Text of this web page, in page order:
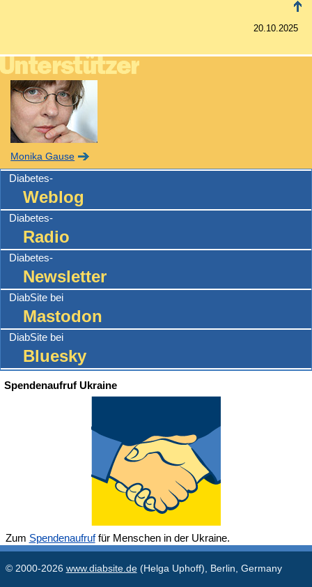
20.10.2025
Monika Gause
Diabetes-
Weblog
Diabetes-
Radio
Diabetes-
Newsletter
DiabSite bei
Mastodon
DiabSite bei
Bluesky
Spendenaufruf Ukraine
Zum Spendenaufruffür Menschen in der Ukraine.
© 2000-2026 www.diabsite.de(Helga Uphoff), Berlin, Germany